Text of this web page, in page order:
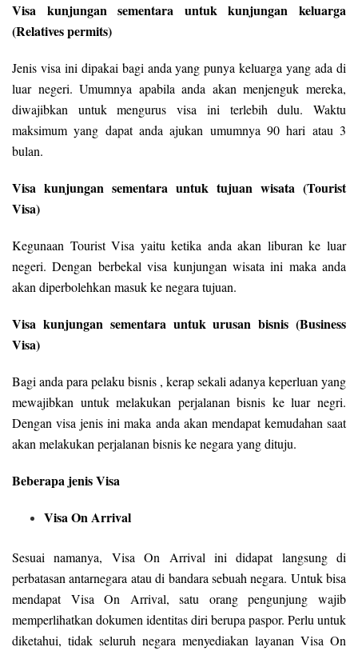
Visa kunjungan sementara untuk kunjungan keluarga
(Relatives permits)
Jenis visa ini dipakai bagi anda yang punya keluarga yang ada di
luar negeri. Umumnya apabila anda akan menjenguk mereka,
diwajibkan untuk mengurus visa ini terlebih dulu. Waktu
maksimum yang dapat anda ajukan umumnya 90 hari atau 3
bulan.
Visa kunjungan sementara untuk tujuan wisata (Tourist
Visa)
Kegunaan Tourist Visa yaitu ketika anda akan liburan ke luar
negeri. Dengan berbekal visa kunjungan wisata ini maka anda
akan diperbolehkan masuk ke negara tujuan.
Visa kunjungan sementara untuk urusan bisnis (Business
Visa)
Bagi anda para pelaku bisnis , kerap sekali adanya keperluan yang
mewajibkan untuk melakukan perjalanan bisnis ke luar negri.
Dengan visa jenis ini maka anda akan mendapat kemudahan saat
akan melakukan perjalanan bisnis ke negara yang dituju.
Beberapa jenis Visa
Visa On Arrival
Sesuai namanya, Visa On Arrival ini didapat langsung di
perbatasan antarnegara atau di bandara sebuah negara. Untuk bisa
mendapat Visa On Arrival, satu orang pengunjung wajib
memperlihatkan dokumen identitas diri berupa paspor. Perlu untuk
diketahui, tidak seluruh negara menyediakan layanan Visa On